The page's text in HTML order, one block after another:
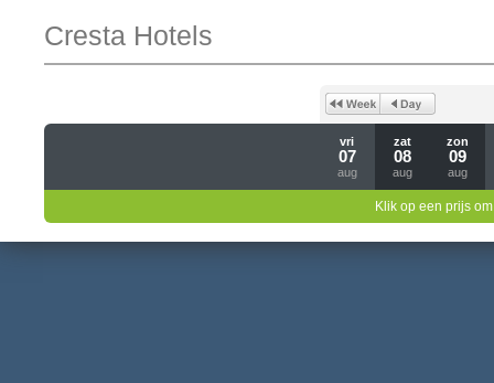
Cresta Hotels
vri
07
aug
zat
08
aug
zon
09
aug
Klik op een prijs